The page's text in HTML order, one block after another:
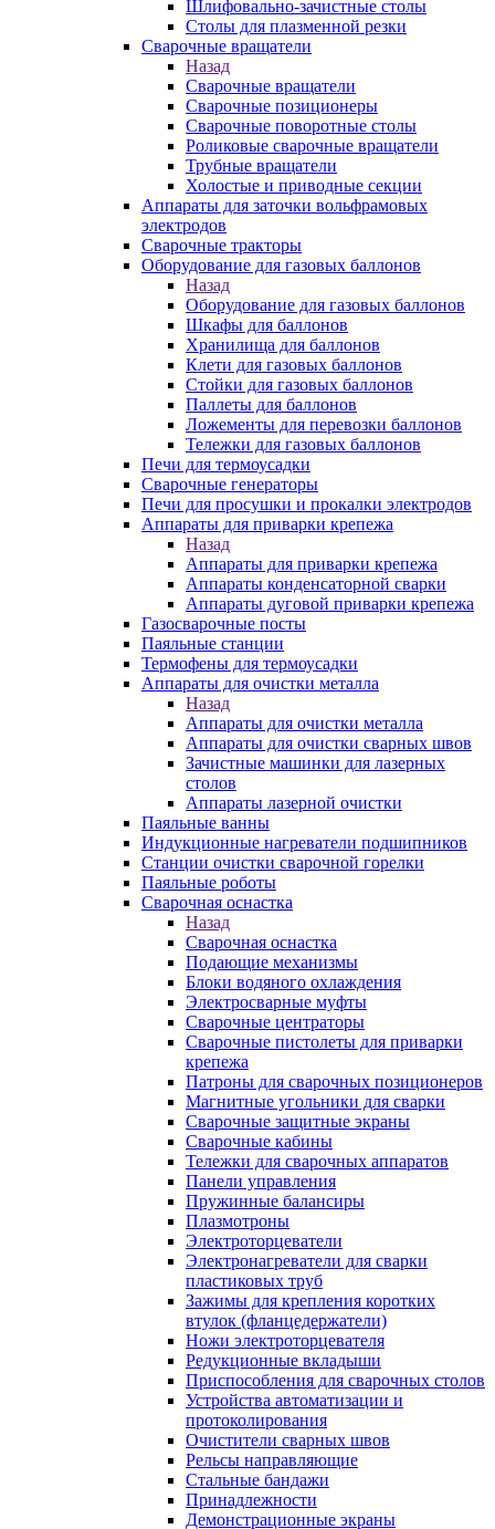
Шлифовально-зачистные столы
Столы для плазменной резки
Сварочные вращатели
Назад
Сварочные вращатели
Сварочные позиционеры
Сварочные поворотные столы
Роликовые сварочные вращатели
Трубные вращатели
Холостые и приводные секции
Аппараты для заточки вольфрамовых
электродов
Сварочные тракторы
Оборудование для газовых баллонов
Назад
Оборудование для газовых баллонов
Шкафы для баллонов
Хранилища для баллонов
Клети для газовых баллонов
Стойки для газовых баллонов
Паллеты для баллонов
Ложементы для перевозки баллонов
Тележки для газовых баллонов
Печи для термоусадки
Сварочные генераторы
Печи для просушки и прокалки электродов
Аппараты для приварки крепежа
Назад
Аппараты для приварки крепежа
Аппараты конденсаторной сварки
Аппараты дуговой приварки крепежа
Газосварочные посты
Паяльные станции
Термофены для термоусадки
Аппараты для очистки металла
Назад
Аппараты для очистки металла
Аппараты для очистки сварных швов
Зачистные машинки для лазерных
столов
Аппараты лазерной очистки
Паяльные ванны
Индукционные нагреватели подшипников
Станции очистки сварочной горелки
Паяльные роботы
Сварочная оснастка
Назад
Сварочная оснастка
Подающие механизмы
Блоки водяного охлаждения
Электросварные муфты
Сварочные центраторы
Сварочные пистолеты для приварки
крепежа
Патроны для сварочных позиционеров
Магнитные угольники для сварки
Сварочные защитные экраны
Сварочные кабины
Тележки для сварочных аппаратов
Панели управления
Пружинные балансиры
Плазмотроны
Электроторцеватели
Электронагреватели для сварки
пластиковых труб
Зажимы для крепления коротких
втулок (фланцедержатели)
Ножи электроторцевателя
Редукционные вкладыши
Приспособления для сварочных столов
Устройства автоматизации и
протоколирования
Очистители сварных швов
Рельсы направляющие
Стальные бандажи
Принадлежности
Демонстрационные экраны